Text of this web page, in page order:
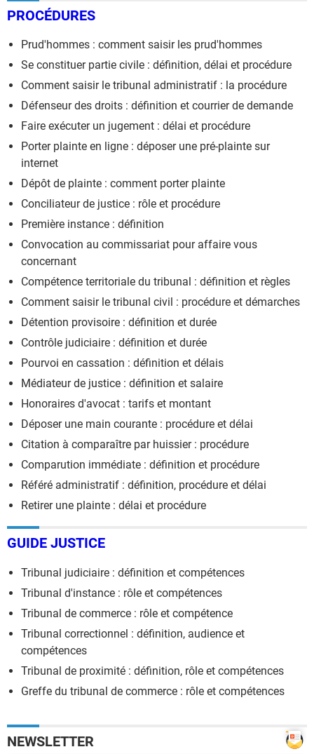
PROCÉDURES
Prud'hommes : comment saisir les prud'hommes
Se constituer partie civile : définition, délai et procédure
Comment saisir le tribunal administratif : la procédure
Défenseur des droits : définition et courrier de demande
Faire exécuter un jugement : délai et procédure
Porter plainte en ligne : déposer une pré-plainte sur
internet
Dépôt de plainte : comment porter plainte
Conciliateur de justice : rôle et procédure
Première instance : définition
Convocation au commissariat pour affaire vous
concernant
Compétence territoriale du tribunal : définition et règles
Comment saisir le tribunal civil : procédure et démarches
Détention provisoire : définition et durée
Contrôle judiciaire : définition et durée
Pourvoi en cassation : définition et délais
Médiateur de justice : définition et salaire
Honoraires d'avocat : tarifs et montant
Déposer une main courante : procédure et délai
Citation à comparaître par huissier : procédure
Comparution immédiate : définition et procédure
Référé administratif : définition, procédure et délai
Retirer une plainte : délai et procédure
GUIDE JUSTICE
Tribunal judiciaire : définition et compétences
Tribunal d'instance : rôle et compétences
Tribunal de commerce : rôle et compétence
Tribunal correctionnel : définition, audience et
compétences
Tribunal de proximité : définition, rôle et compétences
Greffe du tribunal de commerce : rôle et compétences
NEWSLETTER